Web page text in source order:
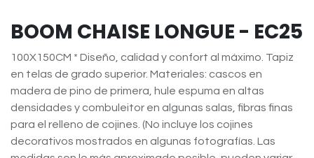
BOOM CHAISE LONGUE - EC25
100X150CM * Diseño, calidad y confort al máximo. Tapiz
en telas de grado superior. Materiales: cascos en
madera de pino de primera, hule espuma en altas
densidades y combuleitor en algunas salas, fibras finas
para el relleno de cojines. (No incluye los cojines
decorativos mostrados en algunas fotografías. Las